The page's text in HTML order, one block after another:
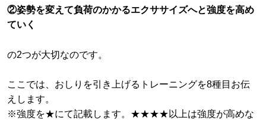
②姿勢を変えて負荷のかかるエクササイズへと強度を高め
ていく
の2つが大切なのです。
ここでは、おしりを引き上げるトレーニングを8種目お伝
えします。
※強度を★にて記載します。★★★★以上は強度が高めな